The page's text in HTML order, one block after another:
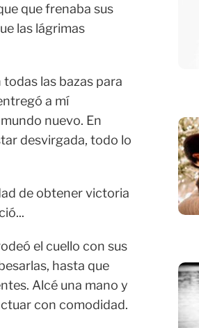
que frenaba sus
las lágrimas
las bazas para
a mí
nuevo. En
desvirgada, todo lo
de obtener victoria
el cuello con sus
hasta que
Alcé una mano y
con comodidad.